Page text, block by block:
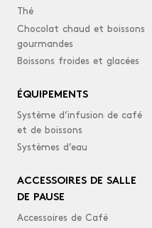
Thé
Chocolat chaud et boissons
gourmandes
Boissons froides et glacées
ÉQUIPEMENTS
Système d’infusion de café
et de boissons
Systèmes d’eau
ACCESSOIRES DE SALLE
DE PAUSE
Accessoires de Café